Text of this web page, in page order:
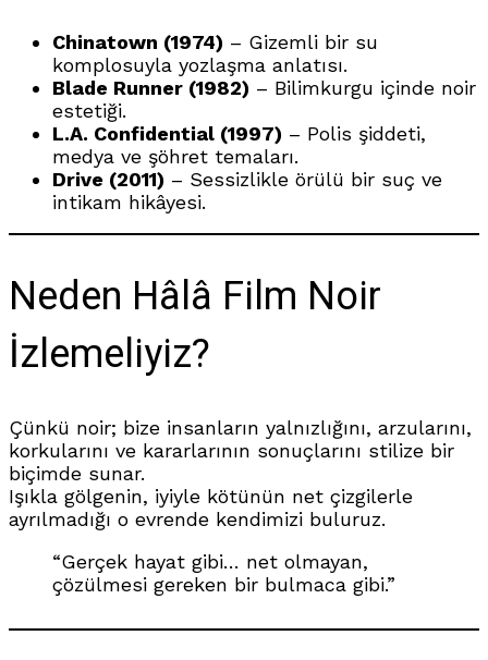
Chinatown (1974) – Gizemli bir su
komplosuyla yozlaşma anlatısı.
Blade Runner (1982) – Bilimkurgu içinde noir
estetiği.
L.A. Confidential (1997) – Polis şiddeti,
medya ve şöhret temaları.
Drive (2011) – Sessizlikle örülü bir suç ve
intikam hikâyesi.
Neden Hâlâ Film Noir
İzlemeliyiz?
Çünkü noir; bize insanların yalnızlığını, arzularını,
korkularını ve kararlarının sonuçlarını stilize bir
biçimde sunar.
Işıkla gölgenin, iyiyle kötünün net çizgilerle
ayrılmadığı o evrende kendimizi buluruz.
“Gerçek hayat gibi… net olmayan,
çözülmesi gereken bir bulmaca gibi.”